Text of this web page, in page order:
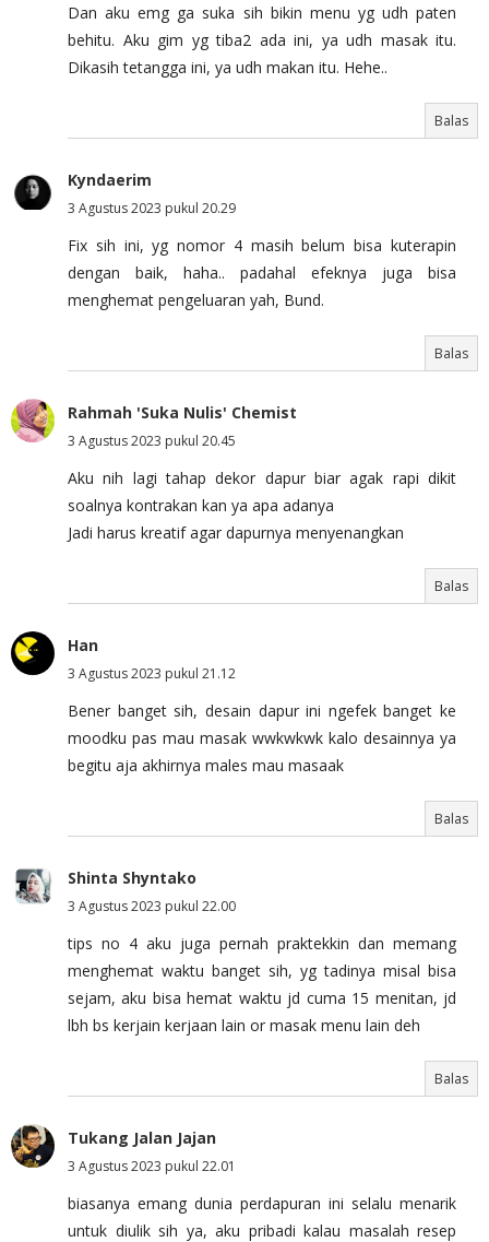
Dan aku emg ga suka sih bikin menu yg udh paten
behitu. Aku gim yg tiba2 ada ini, ya udh masak itu.
Dikasih tetangga ini, ya udh makan itu. Hehe..
Balas
Kyndaerim
3 Agustus 2023 pukul 20.29
Fix sih ini, yg nomor 4 masih belum bisa kuterapin
dengan baik, haha.. padahal efeknya juga bisa
menghemat pengeluaran yah, Bund.
Balas
Rahmah 'Suka Nulis' Chemist
3 Agustus 2023 pukul 20.45
Aku nih lagi tahap dekor dapur biar agak rapi dikit
soalnya kontrakan kan ya apa adanya
Jadi harus kreatif agar dapurnya menyenangkan
Balas
Han
3 Agustus 2023 pukul 21.12
Bener banget sih, desain dapur ini ngefek banget ke
moodku pas mau masak wwkwkwk kalo desainnya ya
begitu aja akhirnya males mau masaak
Balas
Shinta Shyntako
3 Agustus 2023 pukul 22.00
tips no 4 aku juga pernah praktekkin dan memang
menghemat waktu banget sih, yg tadinya misal bisa
sejam, aku bisa hemat waktu jd cuma 15 menitan, jd
lbh bs kerjain kerjaan lain or masak menu lain deh
Balas
Tukang Jalan Jajan
3 Agustus 2023 pukul 22.01
biasanya emang dunia perdapuran ini selalu menarik
untuk diulik sih ya, aku pribadi kalau masalah resep